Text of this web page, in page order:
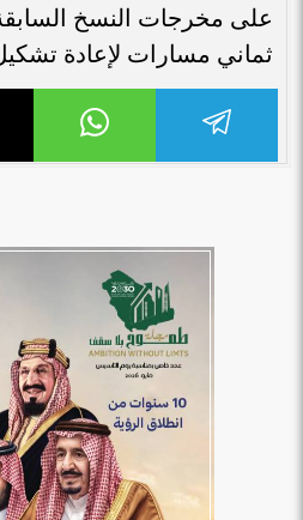
على مخرجات النسخ
ثماني مسارات لإعادة